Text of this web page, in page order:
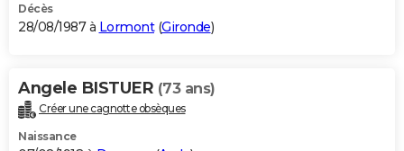
Décès
28/08/1987 à Lormont(Gironde)
Angele BISTUER (73 ans)
Créer une cagnotte obsèques
Naissance